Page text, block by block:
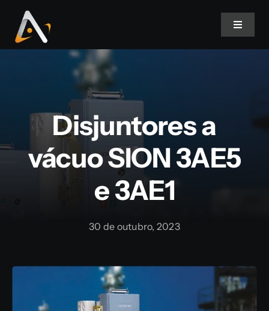
para
o
Toggle
Informativo
Contato
Disjuntores a
vácuo SION 3AE5
e 3AE1
30 de outubro, 2023